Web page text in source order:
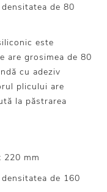
de 80
este
are grosimea de 80
cu adeziv
plicului are
la păstrarea
220 mm
de 160